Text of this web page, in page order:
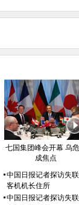
七国集团峰会开幕 乌
成焦点
中国日报记者探访失联
客机机长住所
中国日报记者探访失联